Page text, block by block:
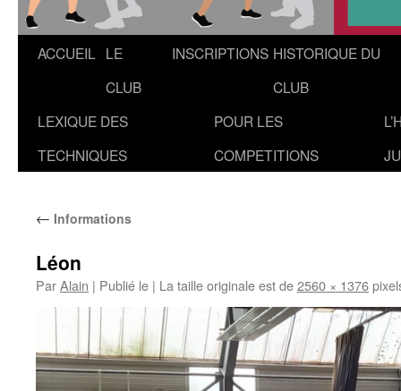
ACCUEIL LE
CLUB
INSCRIPTIONS HISTORIQUE DU
CLUB
LEXIQUE DES
TECHNIQUES
POUR LES
COMPETITIONS
← Informations
Léon
ParAlain | Publié le | La taille originale est de2560 × 1376